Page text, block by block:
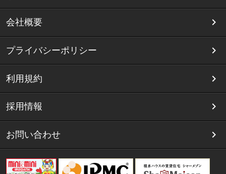
会社概要
プライバシーポリシー
利用規約
採用情報
お問い合わせ